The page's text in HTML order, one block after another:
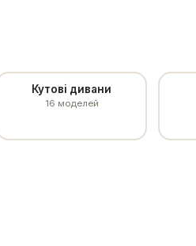
Кутові дивани
16 моделей